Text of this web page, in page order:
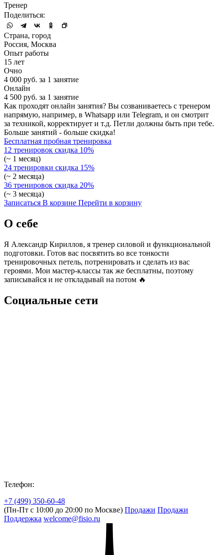
Тренер
Поделиться:
Страна, город
Россия, Москва
Опыт работы
15 лет
Очно
4 000 руб. за 1 занятие
Онлайн
4 500 руб. за 1 занятие
Как проходят онлайн занятия? Вы созваниваетесь с тренером
напрямую, например, в Whatsapp или Telegram, и он смотрит
за техникой, корректирует и т.д. Петли должны быть при тебе.
Больше занятий - больше скидка!
Бесплатная пробная тренировка
12 тренировок скидка 10%
(~ 1 месяц)
24 тренировки скидка 15%
(~ 2 месяца)
36 тренировок скидка 20%
(~ 3 месяца)
Записаться В корзине Перейти в корзину
О себе
Я Александр Кириллов, я тренер силовой и функциональной
подготовки. Готов вас посвятить во все тонкости
тренировочных петель, потренировать и сделать из вас
героями. Мои мастер-классы так же бесплатны, поэтому
записывайся и не откладывай на потом 🔥
Социальные сети
Телефон:
+7 (499) 350-60-48
(Пн-Пт с 10:00 до 20:00 по Москве) Продажи Продажи
Поддержка welcome@fisio.ru